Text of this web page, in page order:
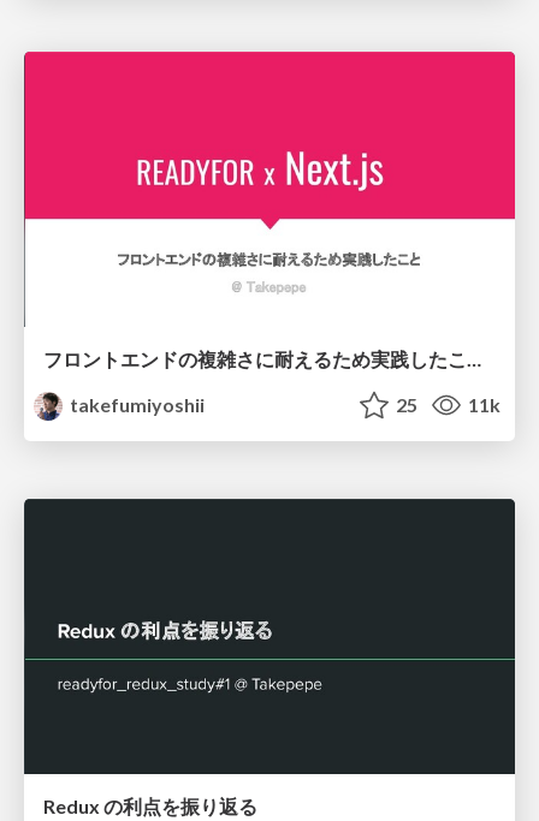
フロントエンドの複雑さに耐えるため実践したこと / readyfor-nextjs-first
takefumiyoshii
25 11k
Redux の利点を振り返る